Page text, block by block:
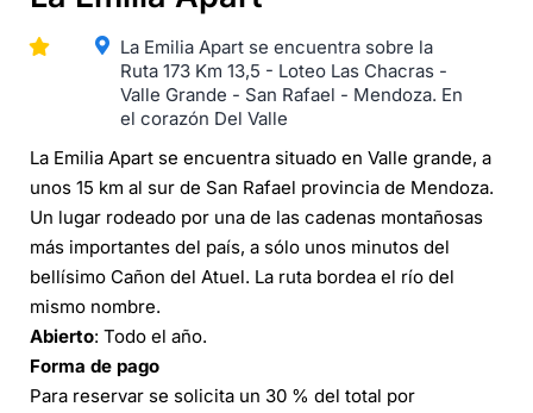
La Emilia Apart se encuentra sobre la
Ruta 173 Km 13,5 - Loteo Las Chacras -
Valle Grande - San Rafael - Mendoza. En
el corazón Del Valle
La Emilia Apart se encuentra situado en Valle grande, a
unos 15 km al sur de San Rafael provincia de Mendoza.
Un lugar rodeado por una de las cadenas montañosas
más importantes del país, a sólo unos minutos del
bellísimo Cañon del Atuel. La ruta bordea el río del
mismo nombre.
Abierto: Todo el año.
Forma de pago
Para reservar se solicita un 30 % del total por